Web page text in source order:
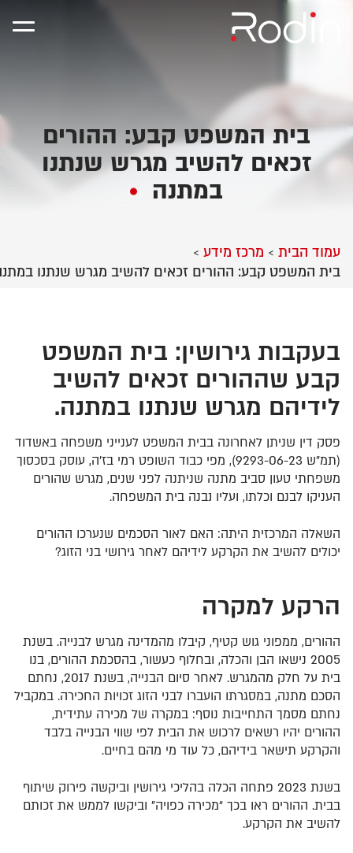
בית המשפט קבע: ההורים
זכאים להשיב מגרש שנתנו
במתנה
עמוד הבית > מרכז מידע >
בית המשפט קבע: ההורים זכאים להשיב מגרש שנתנו
בעקבות גירושין: בית המשפט
קבע שההורים זכאים להשיב
לידיהם מגרש שנתנו במתנה.
פסק דין שניתן לאחרונה בבית המשפט לענייני משפחה באשדוד
(תמ”ש 9293-06-23), מפי כבוד השופט רמי בז’ה, עוסק בסכסוך
משפחתי טעון סביב מתנה שניתנה לפני שנים, מגרש שהורים
העניקו לבנם וכלתו, ועליו נבנה בית המשפחה.
השאלה המרכזית היתה: האם לאור הסכמים שנערכו ההורים
יכולים להשיב את הקרקע לידיהם לאחר גירושי בני הזוג?
הרקע למקרה
ההורים, ממפוני גוש קטיף, קיבלו מהמדינה מגרש לבנייה. בשנת
2005 נישאו הבן והכלה, ובחלוף כעשור, בהסכמת ההורים, בנו
בית על חלק מהמגרש. לאחר סיום הבנייה, בשנת 2017, נחתם
הסכם מתנה, במסגרתו הועברו לבני הזוג זכויות החכירה. במקביל
נחתם מסמך התחייבות נוסף: במקרה של מכירה עתידית,
ההורים יהיו רשאים לרכוש את הבית לפי שווי הבנייה בלבד
והקרקע תישאר בידיהם, כל עוד מי מהם בחיים.
בשנת 2023 פתחה הכלה בהליכי גירושין וביקשה פירוק שיתוף
בבית. ההורים ראו בכך “מכירה כפויה” וביקשו לממש את זכותם
להשיב את הקרקע.